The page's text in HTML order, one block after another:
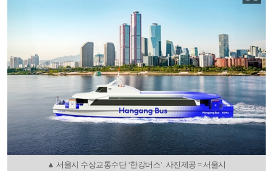
▲ 서울시 수상교통수단 ‘한강버스’. 사진제공 = 서울시